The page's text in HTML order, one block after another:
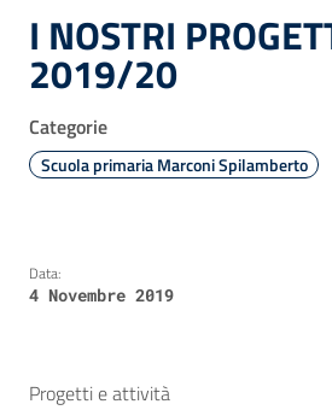
I NOSTRI
2019/20
Categorie
Scuola primaria Marconi Spilamberto
Data:
4 Novembre 2019
Progetti e attività